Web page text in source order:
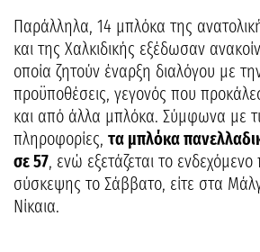
Παράλληλα, 14 μπλόκα της
και της Χαλκιδικής εξέδωσαν
οποία ζητούν έναρξη διαλόγου με
προϋποθέσεις, γεγονός που
και από άλλα μπλόκα. Σύμφωνα με
πληροφορίες, τα μπλόκα
σε 57, ενώ εξετάζεται το ενδεχόμενο
σύσκεψης το Σάββατο, είτε στα
Νίκαια.